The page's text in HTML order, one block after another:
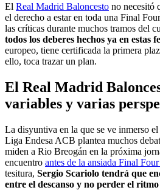
El Real Madrid Baloncesto no necesitó
el derecho a estar en toda una Final
las críticas durante muchos tramos del
todos los deberes hechos ya en estas
europeo, tiene certificada la primera
ello, toca trazar un plan.
El Real Madrid
variables y varias
La disyuntiva en la que se ve inmerso
Liga Endesa ACB plantea muchos
miden a Rio Breogán en la próxima
encuentro antes de la ansiada Final
tesitura, Sergio Scariolo tendrá que
entre el descanso y no perder el ritmo